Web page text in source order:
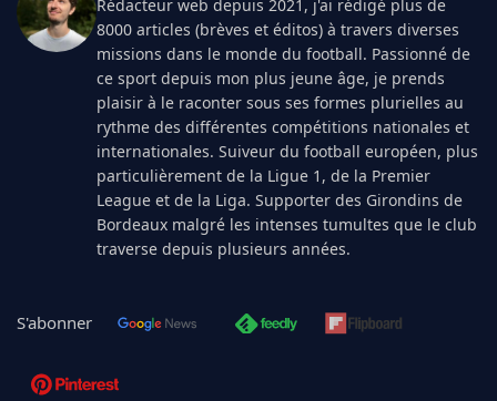
Rédacteur web depuis 2021, j'ai rédigé plus de
8000 articles (brèves et éditos) à travers diverses
missions dans le monde du football. Passionné de
ce sport depuis mon plus jeune âge, je prends
plaisir à le raconter sous ses formes plurielles au
rythme des différentes compétitions nationales et
internationales. Suiveur du football européen, plus
particulièrement de la Ligue 1, de la Premier
League et de la Liga. Supporter des Girondins de
Bordeaux malgré les intenses tumultes que le club
traverse depuis plusieurs années.
S'abonner